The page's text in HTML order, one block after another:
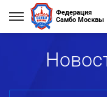
Федерация
Самбо Москвы